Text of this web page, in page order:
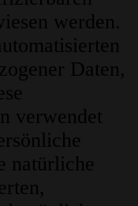
werden.
Daten,
verwendet
natürliche